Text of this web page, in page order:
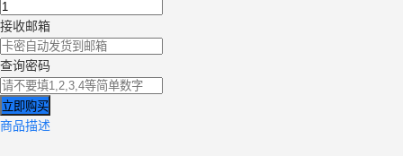
接收邮箱
查询密码
立即购买
商品描述